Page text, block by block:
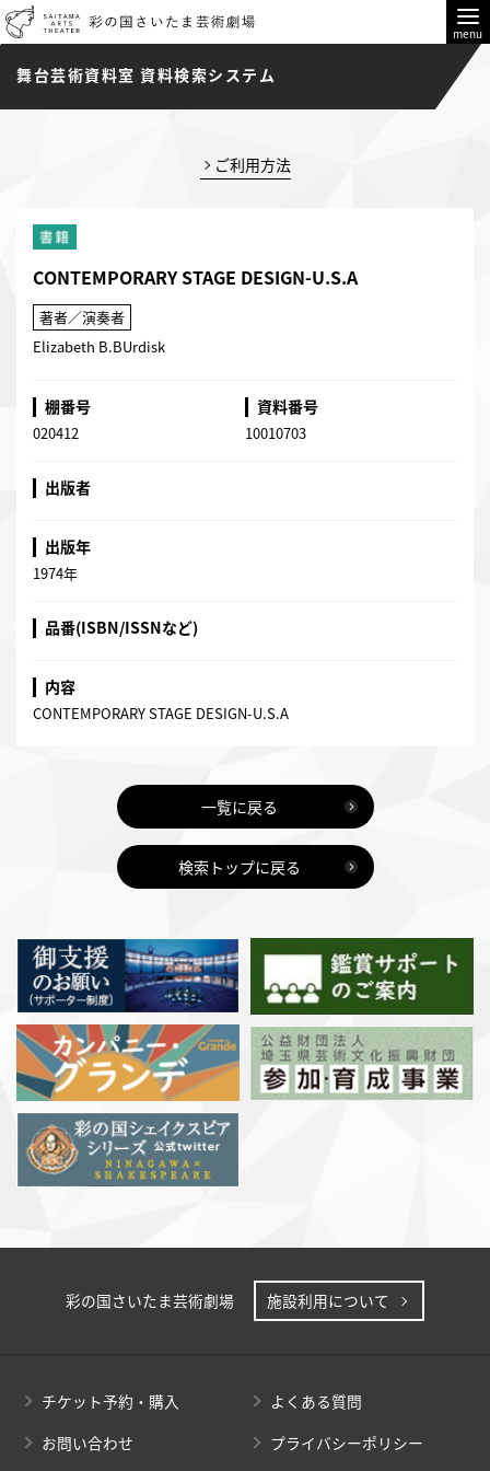
menu
舞台芸術資料室 資料検索システム
ご利用方法
CONTEMPORARY STAGE DESIGN-U.S.A
著者／演奏者
Elizabeth B.BUrdisk
棚番号
020412
資料番号
10010703
出版者
出版年
1974年
品番(ISBN/ISSNなど)
内容
CONTEMPORARY STAGE DESIGN-U.S.A
一覧に戻る
検索トップに戻る
彩の国さいたま芸術劇場 施設利用について
チケット予約・購入
よくある質問
お問い合わせ
プライバシーポリシー